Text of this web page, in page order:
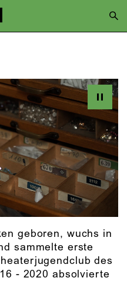
geboren, wuchs in
sammelte erste
des
- 2020 absolvierte